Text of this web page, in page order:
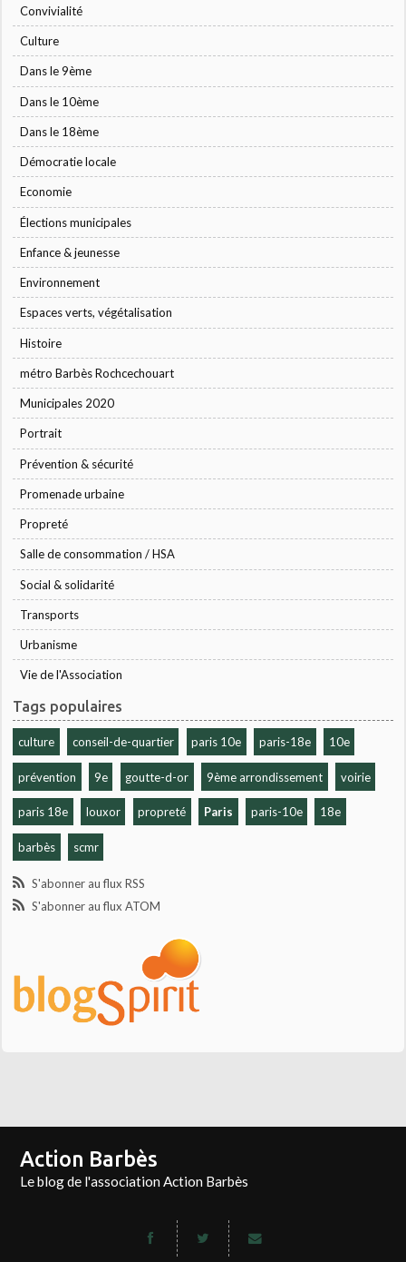
Convivialité
Culture
Dans le 9ème
Dans le 10ème
Dans le 18ème
Démocratie locale
Economie
Élections municipales
Enfance & jeunesse
Environnement
Espaces verts, végétalisation
Histoire
métro Barbès Rochcechouart
Municipales 2020
Portrait
Prévention & sécurité
Promenade urbaine
Propreté
Salle de consommation / HSA
Social & solidarité
Transports
Urbanisme
Vie de l'Association
Tags populaires
culture conseil-de-quartier paris 10e paris-18e 10e
prévention 9e goutte-d-or 9ème arrondissement voirie
paris 18e louxor propreté Paris paris-10e 18e
barbès scmr
S'abonner au flux RSS
S'abonner au flux ATOM
Action Barbès
Le blog de l'association Action Barbès